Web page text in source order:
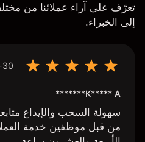
تعرّف على آراء عملائنا من
إلى الخبراء.
K***** A*******
سهولة السحب والإيداع
من قبل موظفين خدمة